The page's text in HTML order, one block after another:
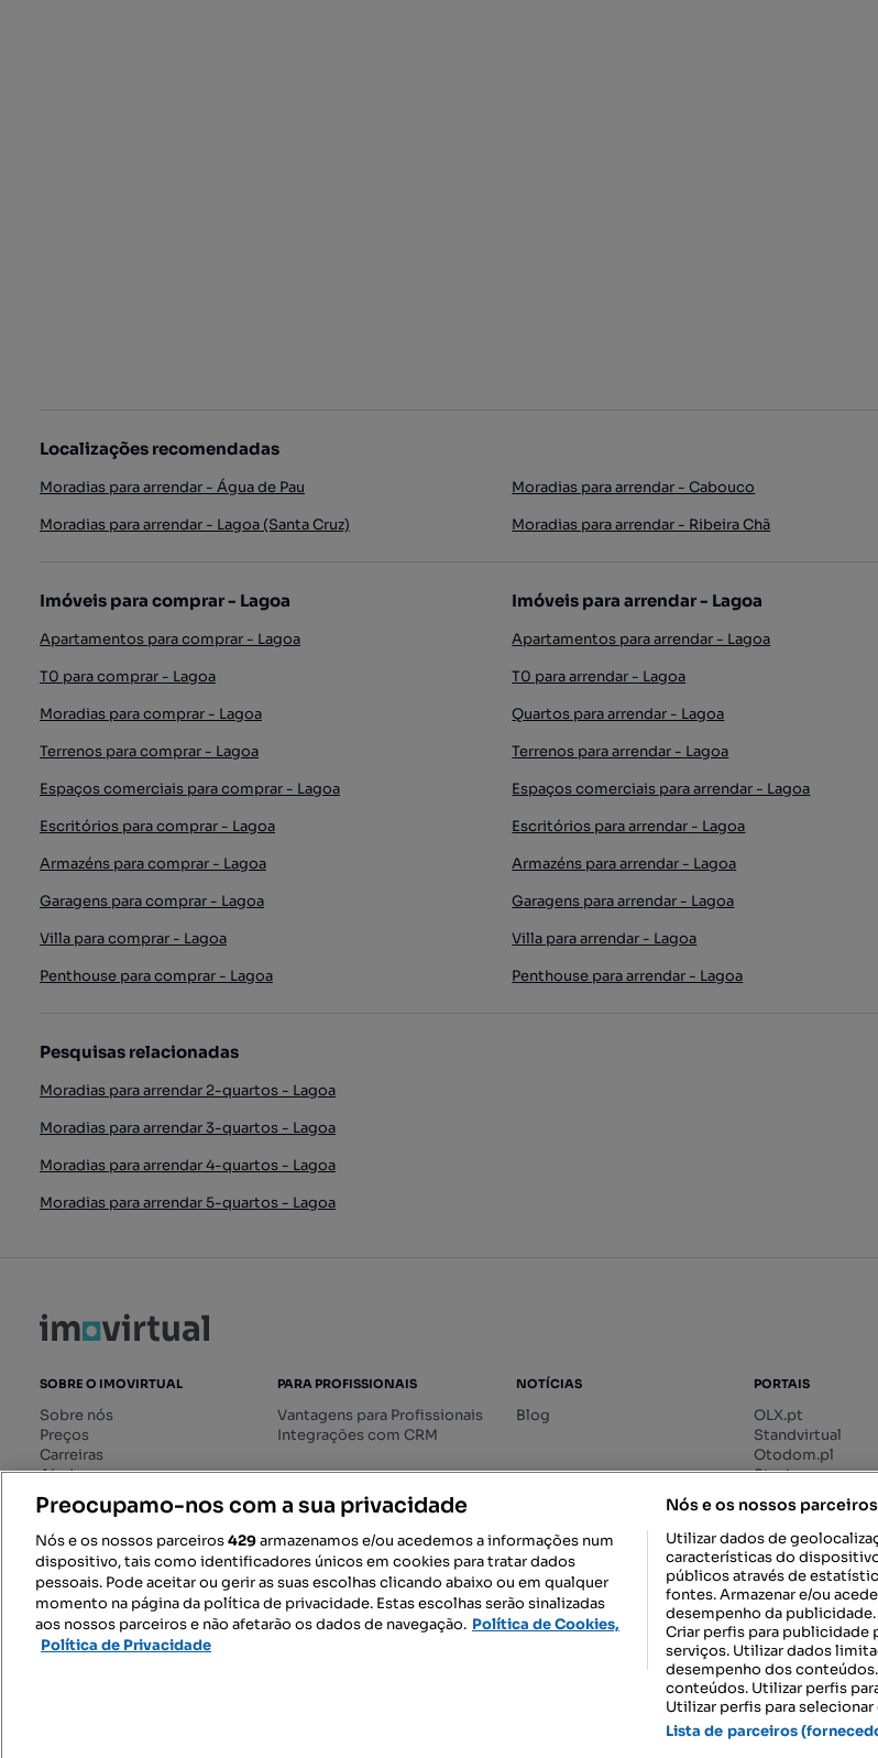
Localizações recomendadas
Moradias para arrendar - Água de Pau Moradias para arrendar - Cabouco
Moradias para arrendar - Lagoa (Santa Cruz)
Moradias para arrendar - Ribeira Chã
Imóveis para comprar - Lagoa
Apartamentos para comprar - Lagoa
T0 para comprar - Lagoa
Moradias para comprar - Lagoa
Terrenos para comprar - Lagoa
Espaços comerciais para comprar - Lagoa
Escritórios para comprar - Lagoa
Armazéns para comprar - Lagoa
Garagens para comprar - Lagoa
Villa para comprar - Lagoa
Penthouse para comprar - Lagoa
Imóveis para arrendar - Lagoa
Apartamentos para arrendar - Lagoa
T0 para arrendar - Lagoa
Quartos para arrendar - Lagoa
Terrenos para arrendar - Lagoa
Espaços comerciais para arrendar - Lagoa
Escritórios para arrendar - Lagoa
Armazéns para arrendar - Lagoa
Garagens para arrendar - Lagoa
Villa para arrendar - Lagoa
Penthouse para arrendar - Lagoa
Pesquisas relacionadas
Moradias para arrendar 2-quartos - Lagoa
Moradias para arrendar 3-quartos - Lagoa
Moradias para arrendar 4-quartos - Lagoa
Moradias para arrendar 5-quartos - Lagoa
SOBRE O IMOVIRTUAL
Sobre nós
Preços
Carreiras
Ajuda
Livro de Reclamações online
Regulamento dos Serviços
Digitais
PARA PROFISSIONAIS
Vantagens para Profissionais
Integrações com CRM
NOTÍCIAS
Blog
PORTAIS
OLX.pt
Standvirtual
Otodom.pl
Storia.ro
SIGA-NOS: DESCARREGAR NA:
TERMOS DE UTILIZAÇÃO POLÍTICA DE
Preocupamo-nos com a sua privacidade
Nós e os nossos parceiros429armazenamos e/ou acedemos a informações num
dispositivo, tais como identificadores únicos em cookies para tratar dados
pessoais. Pode aceitar ou gerir as suas escolhas clicando abaixo ou em qualquer
momento na página da política de privacidade. Estas escolhas serão sinalizadas
aos nossos parceiros e não afetarão os dados de navegação. Política de Cookies,
Política de Privacidade
Nós e os nossos
Utilizar dados de
características do
públicos através de
fontes. Armazenar e/ou
desempenho da
Criar perfis para publicidade
serviços. Utilizar dados
desempenho dos
conteúdos. Utilizar perfis
Utilizar perfis para
Lista de parceiros